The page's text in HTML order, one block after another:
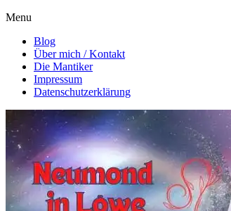
Menu
Blog
Über mich / Kontakt
Die Mantiker
Impressum
Datenschutzerklärung